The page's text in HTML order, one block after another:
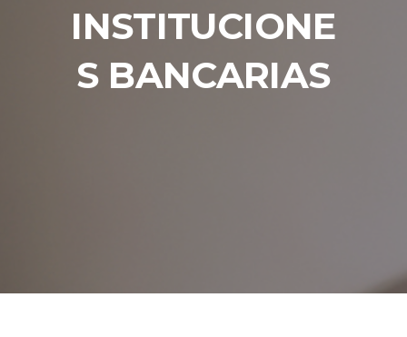
INSTITUCIONE
S BANCARIAS